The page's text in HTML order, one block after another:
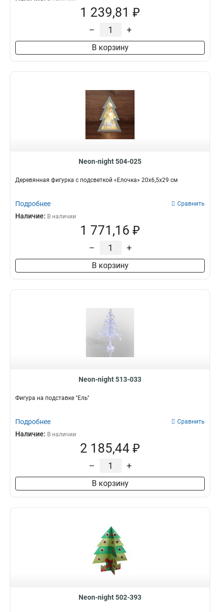
1 239,81 ₽
– +
В корзину
Neon-night 504-025
Деревянная фигурка с подсветкой «Елочка» 20х6,5х29 см
Подробнее Сравнить
Наличие: В наличии
1 771,16 ₽
– +
В корзину
Neon-night 513-033
Фигура на подставке "Ель"
Подробнее Сравнить
Наличие: В наличии
2 185,44 ₽
– +
В корзину
Neon-night 502-393